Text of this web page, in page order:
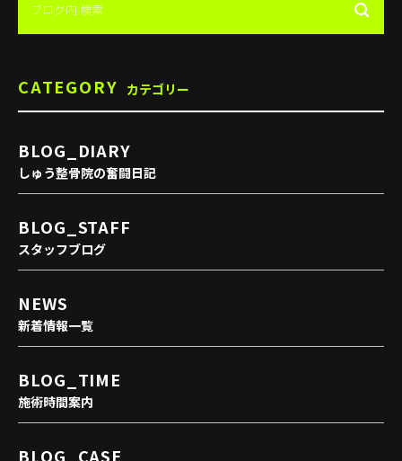
CATEGORY カテゴリー
BLOG_DIARY
しゅう整骨院の奮闘日記
BLOG_STAFF
スタッフブログ
NEWS
新着情報一覧
BLOG_TIME
施術時間案内
BLOG_CASE